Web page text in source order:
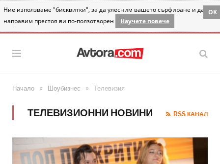
Ние използваме "бисквитки", за да улесним вашето сърфиране и да
направим престоя ви по-ползотворен
Научете повече
OK
Начало » Шоубизнес » Телевизия
ТЕЛЕВИЗИОННИ НОВИНИ RSS КАНАЛ